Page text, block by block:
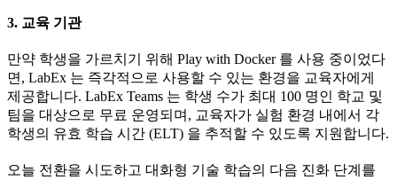
3. 교육 기관
만약 학생을 가르치기 위해 Play with Docker 를 사용 중이었다
면, LabEx 는 즉각적으로 사용할 수 있는 환경을 교육자에게
제공합니다. LabEx Teams 는 학생 수가 최대 100 명인 학교 및
팀을 대상으로 무료 운영되며, 교육자가 실험 환경 내에서 각
학생의 유효 학습 시간 (ELT) 을 추적할 수 있도록 지원합니다.
오늘 전환을 시도하고 대화형 기술 학습의 다음 진화 단계를